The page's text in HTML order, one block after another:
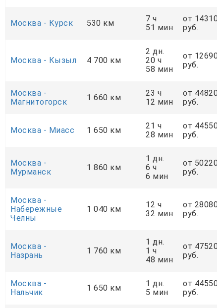
Москва - Курск 530 км
7 ч
51 мин
от 14310
руб.
Москва - Кызыл 4 700 км
2 дн.
20 ч
58 мин
от
руб.
Москва -
Магнитогорск
1 660 км
23 ч
12 мин
от 44820
руб.
Москва - Миасс 1 650 км
21 ч
28 мин
от 44550
руб.
Москва -
Мурманск
1 860 км
1 дн.
6 ч
6 мин
от 50220
руб.
Москва -
Набережные
Челны
1 040 км
12 ч
32 мин
от 28080
руб.
Москва -
Назрань
1 760 км
1 дн.
1 ч
48 мин
от 47520
руб.
Москва -
Нальчик
1 650 км
1 дн.
5 мин
от 44550
руб.